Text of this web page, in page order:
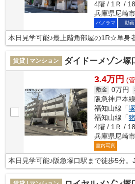
4階 / 1Ｒ /
兵庫県尼崎
パノラマ 動画
本日見学可能♪最上階角部屋の1R☆単身
賃貸 | マンション ダイドーメゾン塚
3.4万円 (
敷金 0万円
阪急神戸本
福知山線「
福知山線「
4階 / 1Ｒ /
兵庫県尼崎
室内写真
本日見学可能♪阪急塚口駅まで徒歩5分。